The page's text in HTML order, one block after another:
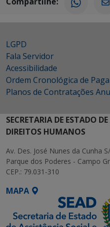
LGPD
Fala Servidor
Acessibilidade
Ordem Cronológica de
Planos de Contratações
SECRETARIA DE ESTADO
DIREITOS HUMANOS
Av. Des. José Nunes da Cunha
Parque dos Poderes - Campo
CEP.: 79.031-310
MAPA